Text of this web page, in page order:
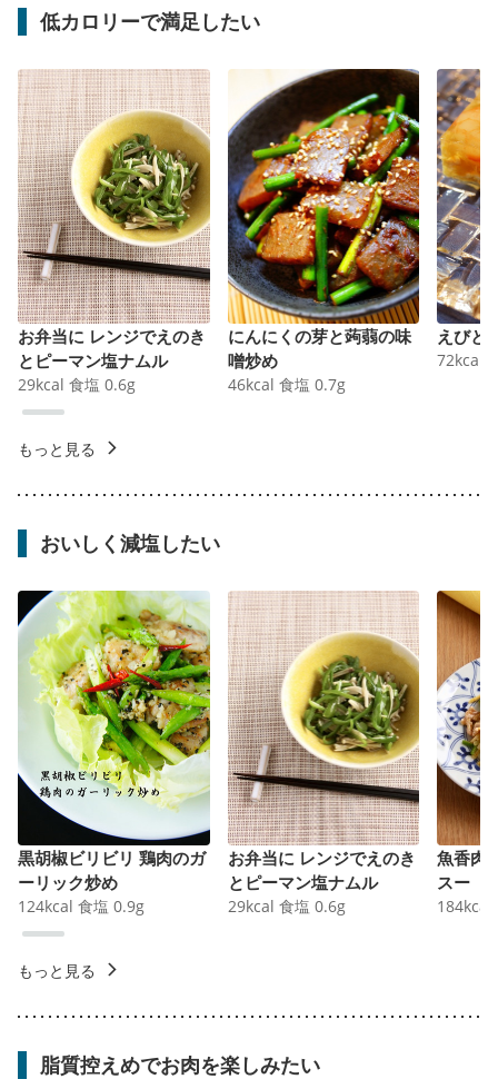
低カロリーで満足したい
お弁当に レンジでえのき
とピーマン塩ナムル
29kcal 食塩 0.6g
にんにくの芽と蒟蒻の味
噌炒め
46kcal 食塩 0.7g
えびと
72kcal
もっと見る
おいしく減塩したい
黒胡椒ビリビリ 鶏肉のガ
ーリック炒め
124kcal 食塩 0.9g
お弁当に レンジでえのき
とピーマン塩ナムル
29kcal 食塩 0.6g
魚香肉
スー
184kcal
もっと見る
脂質控えめでお肉を楽しみたい